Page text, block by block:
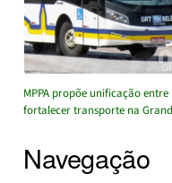
MPPA propõe unificação
fortalecer transporte na
Navegação